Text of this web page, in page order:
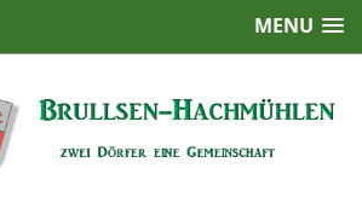
MENU